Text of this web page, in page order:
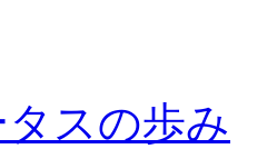
スの歩み